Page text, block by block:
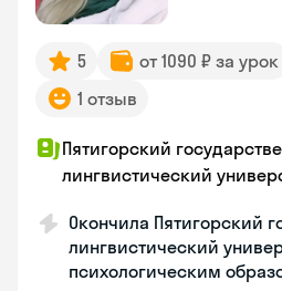
5 от 1090 ₽ за урок
1 отзыв
Пятигорский
лингвистический
Окончила Пятигорский
лингвистический
психологическим